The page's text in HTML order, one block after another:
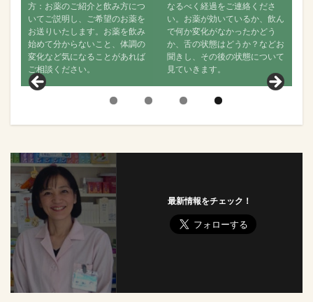
方：お薬のご紹介と飲み方につ
いてご説明し、ご希望のお薬を
お送りいたします。お薬を飲み
始めて分からないこと、体調の
変化など気になることがあれば
ご相談ください。
なるべく経過をご連絡くださ
い。お薬が効いているか、飲ん
で何か変化がなかったかどう
か、舌の状態はどうか？などお
聞きし、その後の状態について
見ていきます。
最新情報をチェック！